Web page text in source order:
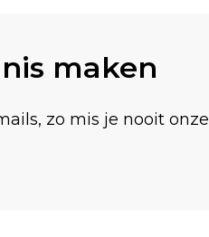
maken
zo mis je nooit onze